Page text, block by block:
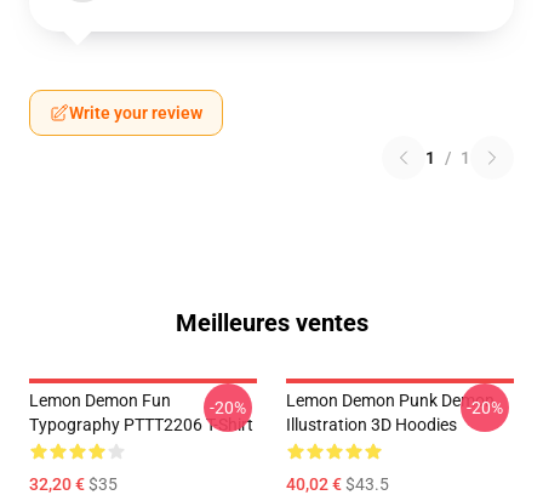
Write your review
1 / 1
Meilleures ventes
Lemon Demon Fun
Typography PTTT2206 T-Shirt
32,20 €$35
-20%
Lemon Demon Punk Demon
Illustration 3D Hoodies
40,02 €$43.5
-20%